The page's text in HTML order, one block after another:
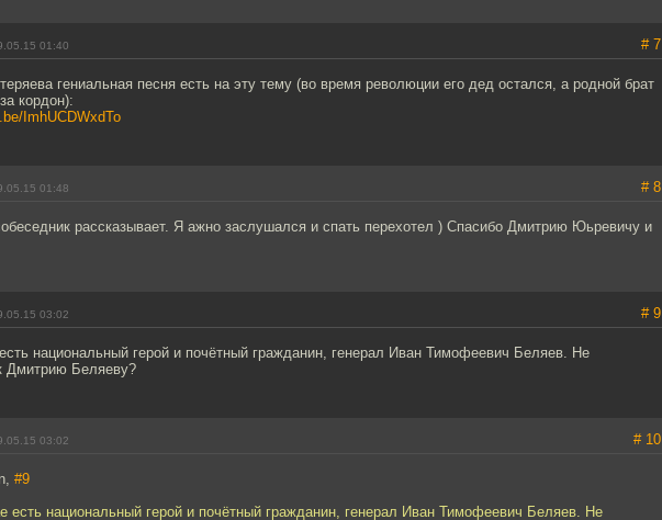
01:40 # 7
гениальная песня есть на эту тему (во время революции его дед остался, а родной брат
кордон):
ImhUCDWxdTo
01:48 # 8
рассказывает. Я ажно заслушался и спать перехотел ) Спасибо Дмитрию Юьревичу и
03:02 # 9
национальный герой и почётный гражданин, генерал Иван Тимофеевич Беляев. Не
Дмитрию Беляеву?
03:02 # 10
#9
есть национальный герой и почётный гражданин, генерал Иван Тимофеевич Беляев. Не